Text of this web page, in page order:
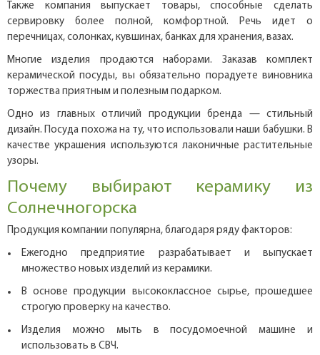
Также компания выпускает товары, способные сделать
сервировку более полной, комфортной. Речь идет о
перечницах, солонках, кувшинах, банках для хранения, вазах.
Многие изделия продаются наборами. Заказав комплект
керамической посуды, вы обязательно порадуете виновника
торжества приятным и полезным подарком.
Одно из главных отличий продукции бренда — стильный
дизайн. Посуда похожа на ту, что использовали наши бабушки. В
качестве украшения используются лаконичные растительные
узоры.
Почему выбирают керамику из
Солнечногорска
Продукция компании популярна, благодаря ряду факторов:
Ежегодно предприятие разрабатывает и выпускает
множество новых изделий из керамики.
В основе продукции высококлассное сырье, прошедшее
строгую проверку на качество.
Изделия можно мыть в посудомоечной машине и
использовать в СВЧ.